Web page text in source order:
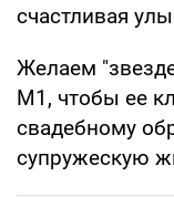
счастливая
Желаем
М1, чтобы ее
свадебному
супружескую